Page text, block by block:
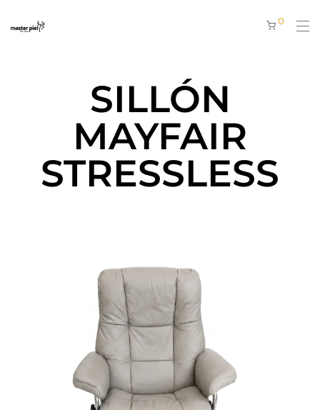
0
SILLÓN
MAYFAIR
STRESSLESS